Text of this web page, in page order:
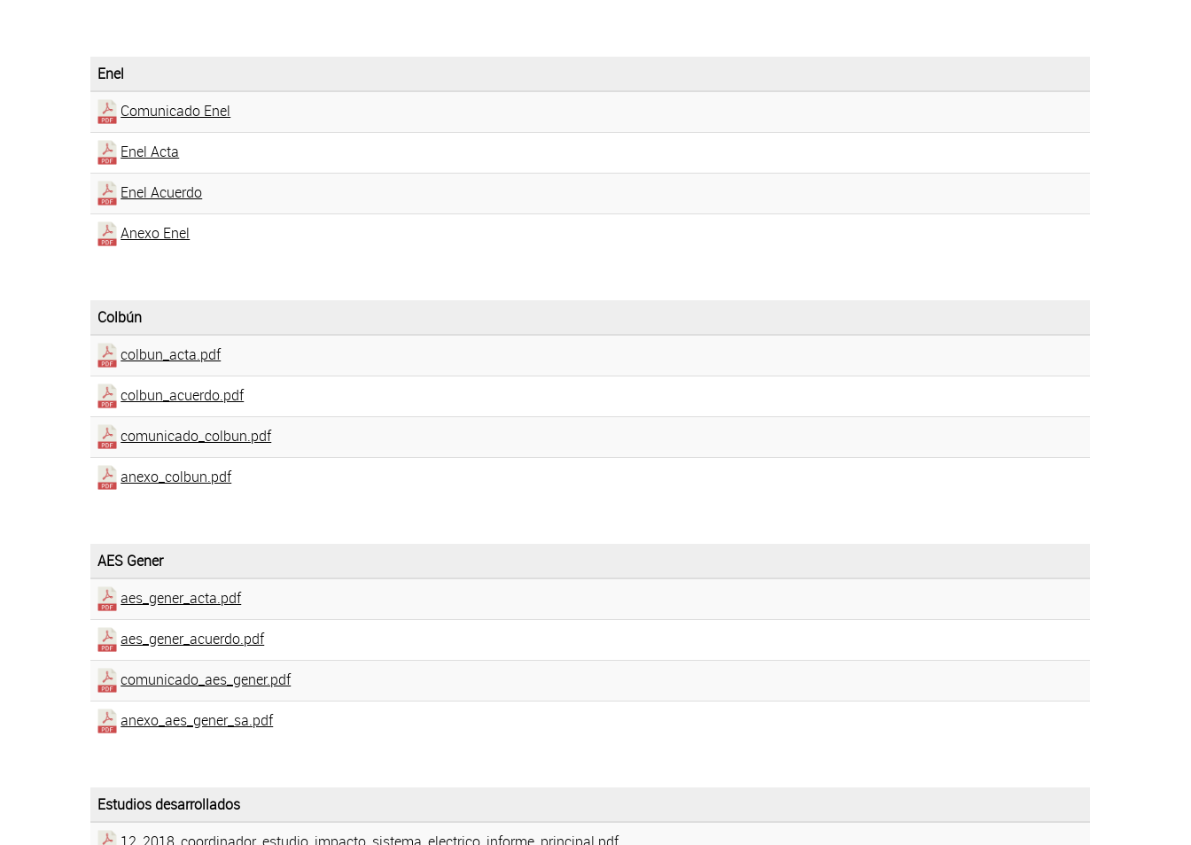
Enel
Comunicado Enel
Enel Acta
Enel Acuerdo
Anexo Enel
Colbún
colbun_acta.pdf
colbun_acuerdo.pdf
comunicado_colbun.pdf
anexo_colbun.pdf
AES Gener
aes_gener_acta.pdf
aes_gener_acuerdo.pdf
comunicado_aes_gener.pdf
anexo_aes_gener_sa.pdf
Estudios desarrollados
12_2018_coordinador_estudio_impacto_sistema_electrico_informe_principal.pdf